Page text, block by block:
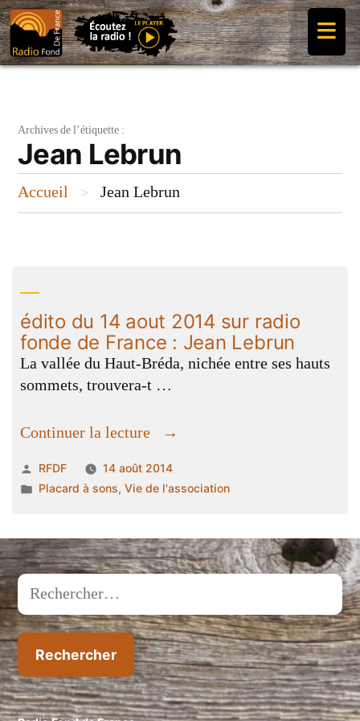
Aller
au
contenu
≡
Archives de l’étiquette :
Jean Lebrun
Accueil > Jean Lebrun
édito du 14 aout 2014 sur radio
fonde de France : Jean Lebrun
La vallée du Haut-Bréda, nichée entre ses hauts
sommets, trouvera-t …
Continuer la lecture
« édito
14
aout
sur
radio
France
:
Jean
Lebrun »
Publié
par
RFDF
14 août 2014
Publié
Placard à sons,Vie de l'association
Rechercher :